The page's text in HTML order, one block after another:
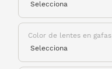
Color de lentes en gafas